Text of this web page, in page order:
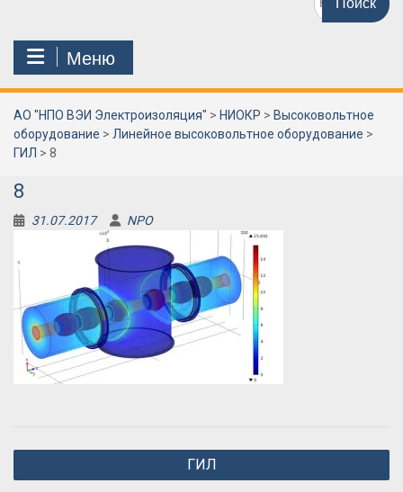
по:
Меню
АО "НПО ВЭИ Электроизоляция" > НИОКР > Высоковольтное
оборудование > Линейное высоковольтное оборудование >
ГИЛ > 8
8
31.07.2017 NPO
Навигация
по
ГИЛ